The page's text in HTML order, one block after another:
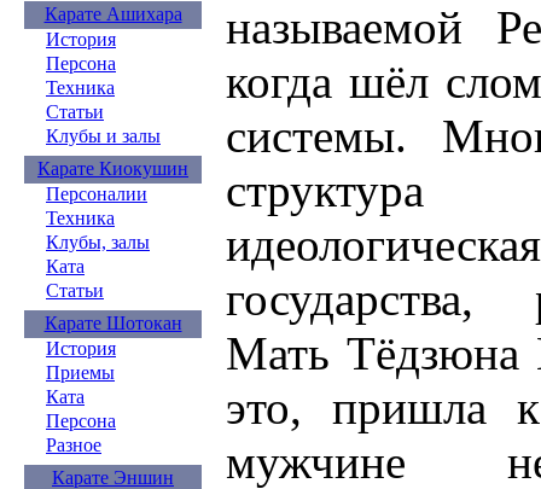
Карате Ашихара
История
Персона
Техника
Статьи
Клубы и залы
Карате Киокушин
Персоналии
Техника
Клубы, залы
Ката
Статьи
Карате Шотокан
История
Приемы
Ката
Персона
Разное
Карате Эншин
называемой
когда шёл
системы.
государства,
Мать Тёдзюна
это, пришла
мужчине